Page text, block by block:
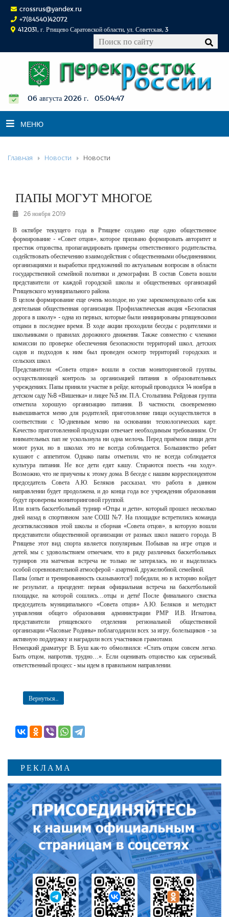
crossrus@yandex.ru
+7(84540)42072
412031, г. Ртищево Саратовской области, ул. Советская, 3
06 августа 2026 г. 05:04:48
МЕНЮ
НОВОСТИ
К СВЕДЕНИЮ
РЕКЛАМОДАТЕЛЯМ
ОБЪЯВЛЕНИЯ
КОНТАКТЫ
Главная Новости Новости
ПАПЫ МОГУТ МНОГОЕ
26 ноября 2019
В октябре текущего года в Ртищеве создано еще одно общественное
формирование - «Совет отцов», которое призвано формировать авторитет и
престиж отцовства, пропагандировать примеры ответственного родительства,
содействовать обеспечению взаимодействия с общественными объединениями,
организациями и выработки предложений по актуальным вопросам в области
государственной семейной политики и демографии. В состав Совета вошли
представители от каждой городской школы и общественных организаций
Ртищевского муниципального района.
В целом формирование еще очень молодое, но уже зарекомендовало себя как
деятельная общественная организация. Профилактическая акция «Безопасная
дорога в школу» - одна из первых, которые были инициированы ртищевскими
отцами в последнее время. В ходе акции проходили беседы с родителями и
школьниками о правилах дорожного движения. Также совместно с членами
комиссии по проверке обеспечения безопасности территорий школ, детских
садов и подходов к ним был проведен осмотр территорий городских и
сельских школ.
Представители «Совета отцов» вошли в состав мониторинговой группы,
осуществляющей контроль за организацией питания в образовательных
учреждениях. Папы приняли участие в рейде, который проводился 14 ноября в
детском саду №8 «Вишенка» и лицее №3 им. П.А. Столыпина. Рейдовая группа
отметила хорошую организацию питания. В частности, своевременно
вывешивается меню для родителей, приготовление пищи осуществляется в
соответствии с 10-дневным меню на основании технологических карт.
Качество приготовленной продукции отвечает необходимым требованиям. От
внимательных пап не ускользнула ни одна мелочь. Перед приёмом пищи дети
моют руки, но в школах это не всегда соблюдается. Большинство ребят
кушают с аппетитом. Однако папы отметили, что не всегда соблюдается
культура питания. Не все дети едят кашу. Стараются поесть «на ходу».
Возможно, что не приучены к этому дома. В беседе с нашим корреспондентом
председатель Совета А.Ю. Беляков рассказал, что работа в данном
направлении будет продолжена, и до конца года все учреждения образования
будут проверены мониторинговой группой.
Или взять баскетбольный турнир «Отцы и дети», который прошел несколько
дней назад в спортивном зале СОШ №7. На площадке встретились команда
десятиклассников этой школы и сборная «Совета отцов», в которую вошли
представители общественной организации от разных школ нашего города. В
Ртищеве этот вид спорта является популярным. Побывав на игре отцов и
детей, мы с удовольствием отмечаем, что в ряду различных баскетбольных
турниров эта матчевая встреча не только не затерялась, но и выделилась
особой соревновательной атмосферой - азартной, дружелюбной, семейной.
Папы (опыт и тренированность сказываются!) победили, но в историю войдет
не результат, а прецедент: первая официальная встреча на баскетбольной
площадке, на которой сошлись…отцы и дети! После финального свистка
председатель муниципального «Совета отцов» А.Ю. Беляков и методист
управления общего образования администрации РМР И.В. Игнатова,
представители ртищевского отделения региональной общественной
организации «Часовые Родины» поблагодарили всех за игру, болельщиков - за
активную поддержку и наградили всех участников грамотами.
Немецкий драматург В. Буш как-то обмолвился: «Стать отцом совсем легко.
Быть отцом, напротив, трудно…». Если оценивать отцовство как серьезный,
ответственный процесс - мы идем в правильном направлении.
Вернуться...
РЕКЛАМА